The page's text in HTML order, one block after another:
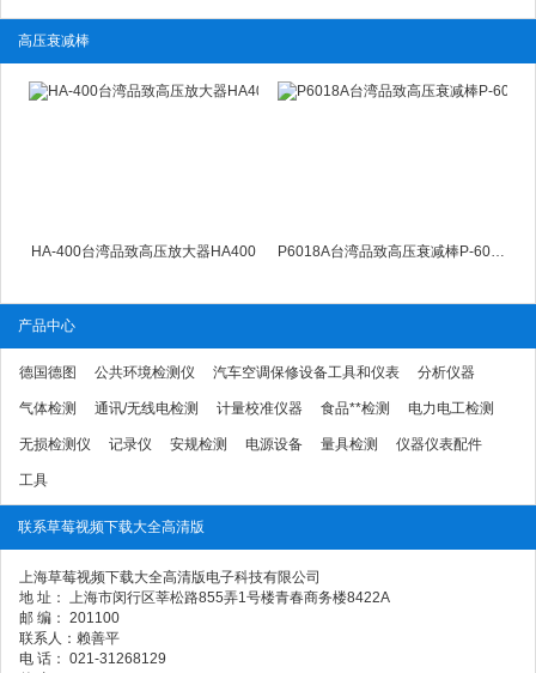
高压衰减棒
HA-400台湾品致高压放大器HA400 P6018A台湾品致高压衰减棒P-6018A
产品中心
德国德图 公共环境检测仪 汽车空调保修设备工具和仪表 分析仪器
气体检测 通讯/无线电检测 计量校准仪器 食品**检测 电力电工检测
无损检测仪 记录仪 安规检测 电源设备 量具检测 仪器仪表配件
工具
联系草莓视频下载大全高清版
上海草莓视频下载大全高清版电子科技有限公司
地 址： 上海市闵行区莘松路855弄1号楼青春商务楼8422A
邮 编： 201100
联系人：赖善平
电 话： 021-31268129